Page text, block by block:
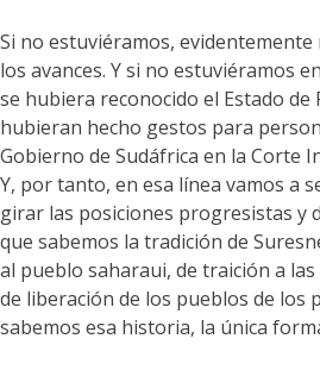
Si no estuviéramos,
los avances. Y si no estuviéramos
se hubiera reconocido el Estado de
hubieran hecho gestos para
Gobierno de Sudáfrica en la Corte
Y, por tanto, en esa línea vamos a
girar las posiciones progresistas y
que sabemos la tradición de
al pueblo saharaui, de traición a las
de liberación de los pueblos de los
sabemos esa historia, la única